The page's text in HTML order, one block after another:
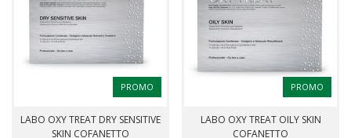
PROMO
LABO OXY TREAT DRY SENSITIVE
SKIN COFANETTO
PROMO
LABO OXY TREAT OILY SKIN
COFANETTO